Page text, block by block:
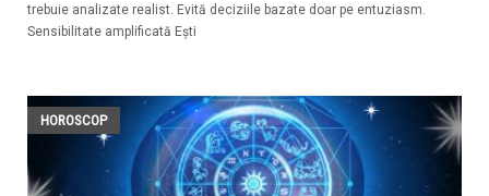
trebuie analizate realist. Evită deciziile bazate doar pe entuziasm.
Sensibilitate amplificată Ești
HOROSCOP